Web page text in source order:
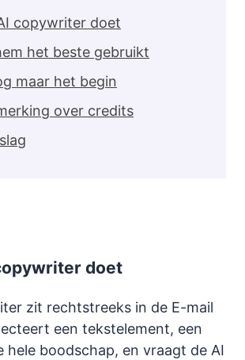
copywriter doet
het beste gebruikt
maar het begin
over credits
doet
zit rechtstreeks in de E-mail
een tekstelement, een
hele boodschap, en vraagt de AI